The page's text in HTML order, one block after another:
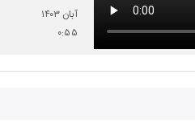
آبان ۱۴۰۳
۰:۵۵